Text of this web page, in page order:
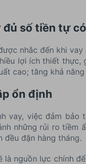
đủ số tiền tự có
nhắc đến khi
lợi ích thiết
cao; tăng khả
ổn định
vay, việc đảm bảo
những rủi ro tiềm
đều đặn hàng tháng.
là nguồn lực chính